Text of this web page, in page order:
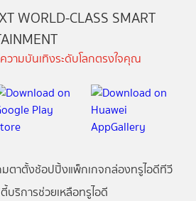
WORLD-CLASS SMART
ามบันเทิงระดับโลกตรงใจคุณ
มตาตั้งช้อปปิ้งแพ็กเกจกล่องทรูไอดีทีวี
บริการช่วยเหลือทรูไอดี